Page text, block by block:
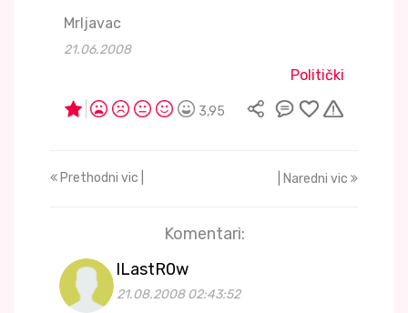
Mrljavac
21.06.2008
Politički
3,95
Prethodni vic | | Naredni vic
Komentari:
lLastR0w
21.08.2008 02:43:52